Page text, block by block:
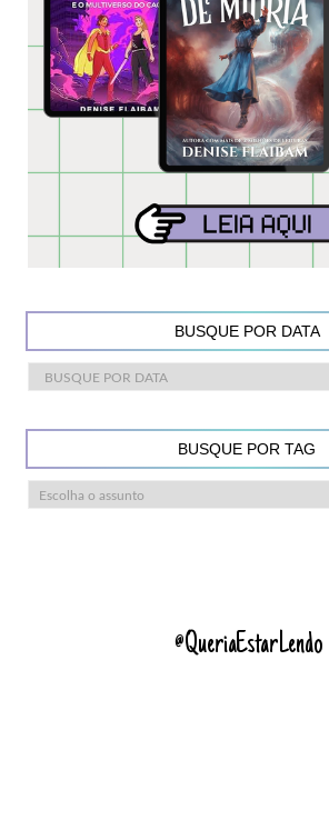
BUSQUE POR DATA
BUSQUE POR TAG
@QueriaEstarLendo